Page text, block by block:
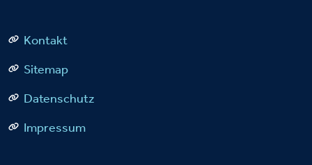
Kontakt
Sitemap
Datenschutz
Impressum